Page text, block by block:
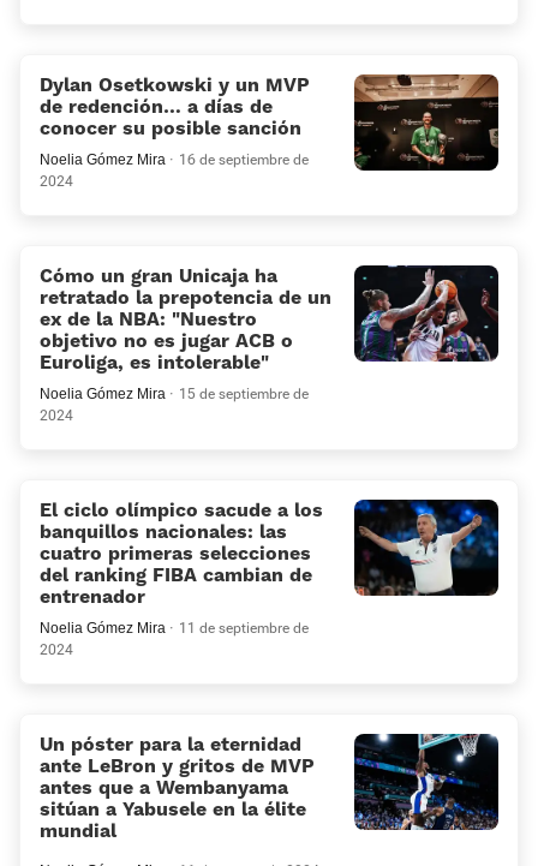
Dylan Osetkowski y un MVP
de redención… a días de
conocer su posible sanción
Noelia Gómez Mira
16 de septiembre de
2024
Cómo un gran Unicaja ha
retratado la prepotencia de un
ex de la NBA: «Nuestro
objetivo no es jugar ACB o
Euroliga, es intolerable»
Noelia Gómez Mira
15 de septiembre de
2024
El ciclo olímpico sacude a los
banquillos nacionales: las
cuatro primeras selecciones
del ranking FIBA cambian de
entrenador
Noelia Gómez Mira
11 de septiembre de
2024
Un póster para la eternidad
ante LeBron y gritos de MVP
antes que a Wembanyama
sitúan a Yabusele en la élite
mundial